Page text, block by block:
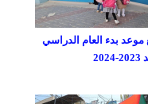
موعد بدء العام الدراسي